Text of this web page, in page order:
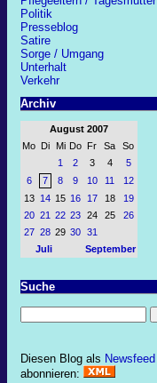
Politik
Presseblog
Satire
Sorge / Umgang
Unterhalt
Verkehr
Archiv
August 2007
Mo Di Mi Do Fr Sa
So
1
2 3 4
5
6
7 8 9 10 11
12
13
14 15 16 17 18
19
20 21 22 23 24 25
26
27 28 29 30 31
Juli
September
Suche
Diesen Blog als Newsfeed
abonnieren: